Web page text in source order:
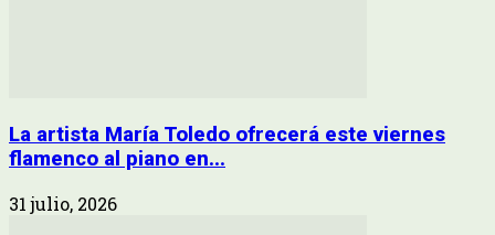
La artista María Toledo ofrecerá este viernes
flamenco al piano en...
31 julio, 2026